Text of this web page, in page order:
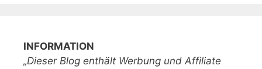
INFORMATION
„Dieser Blog enthält Werbung und Affiliate